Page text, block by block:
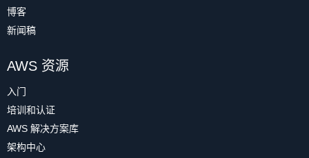
博客
新闻稿
AWS 资源
入门
培训和认证
AWS 解决方案库
架构中心